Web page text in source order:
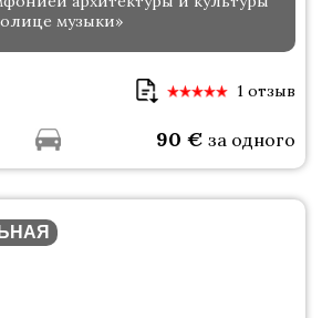
музыки»
1 отзыв
90 € за одного